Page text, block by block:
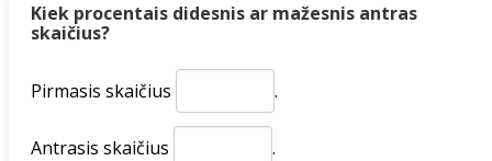
Kiek procentais didesnis ar mažesnis antras
skaičius?
Pirmasis skaičius .
Antrasis skaičius
.